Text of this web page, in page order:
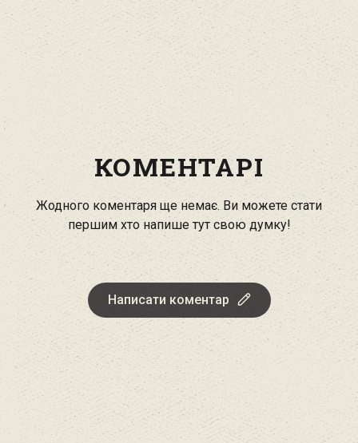
КОМЕНТАРІ
Жодного коментаря ще немає. Ви можете стати
першим хто напише тут свою думку!
Написати коментар